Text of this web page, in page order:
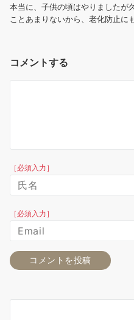
本当に、子供の頃はやりましたが
ことあまりないから、老化防止に
コメントする
［必須入力］
［必須入力］